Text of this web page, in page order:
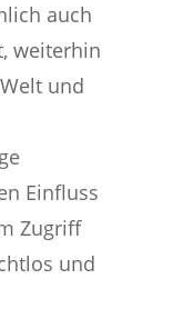
auch
weiterhin
und
Einfluss
Zugriff
und